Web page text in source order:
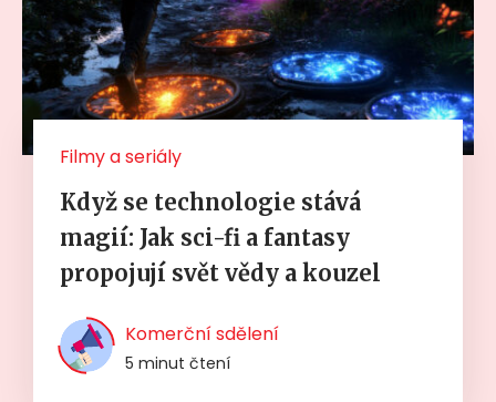
Filmy a seriály
Když se technologie stává
magií: Jak sci-fi a fantasy
propojují svět vědy a kouzel
Komerční sdělení
5 minut čtení